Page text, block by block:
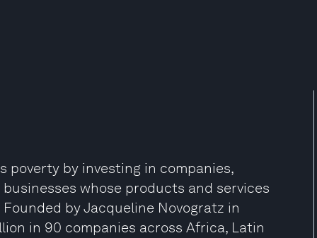
poverty by investing in companies,
whose products and services
by Jacqueline Novogratz in
in 90 companies across Africa, Latin